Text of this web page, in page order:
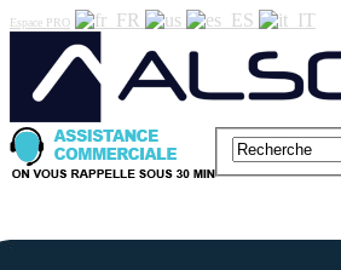
Espace PRO